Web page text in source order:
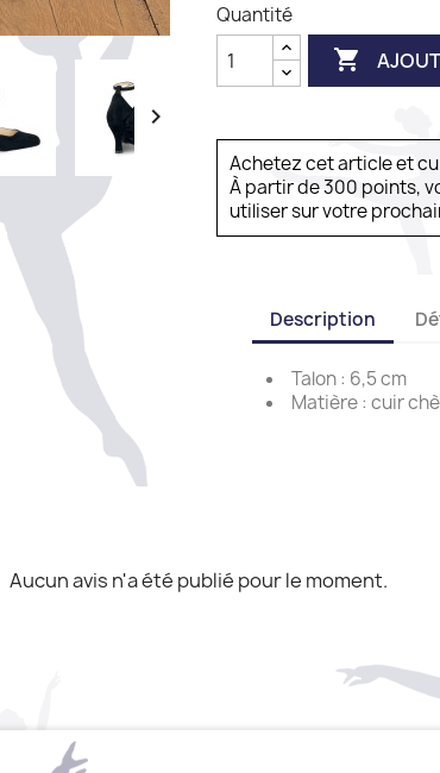

Quantité

Achetez cet article et
À partir de 300 points,
utiliser sur votre
Description
Talon : 6,5 cm
Matière : cuir
Aucun avis n'a été publié pour le moment.